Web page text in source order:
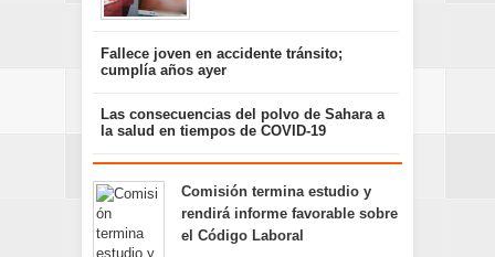
Fallece joven en accidente tránsito;
cumplía años ayer
Las consecuencias del polvo de Sahara a
la salud en tiempos de COVID-19
Comisión termina estudio y
rendirá informe favorable sobre
el Código Laboral